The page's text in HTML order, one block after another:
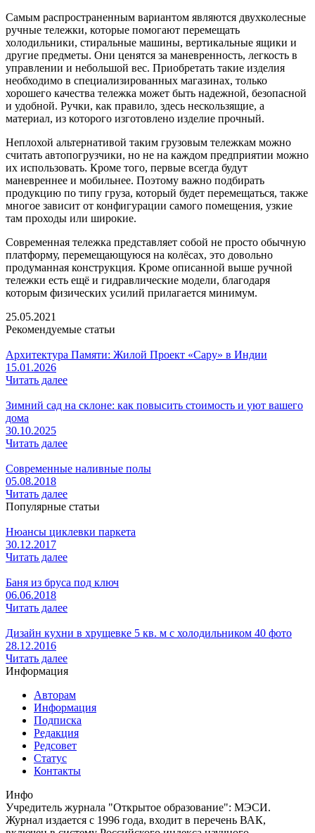
Самым распространенным вариантом являются двухколесные
ручные тележки, которые помогают перемещать
холодильники, стиральные машины, вертикальные ящики и
другие предметы. Они ценятся за маневренность, легкость в
управлении и небольшой вес. Приобретать такие изделия
необходимо в специализированных магазинах, только
хорошего качества тележка может быть надежной, безопасной
и удобной. Ручки, как правило, здесь нескользящие, а
материал, из которого изготовлено изделие прочный.
Неплохой альтернативой таким грузовым тележкам можно
считать автопогрузчики, но не на каждом предприятии можно
их использовать. Кроме того, первые всегда будут
маневреннее и мобильнее. Поэтому важно подбирать
продукцию по типу груза, который будет перемещаться, также
многое зависит от конфигурации самого помещения, узкие
там проходы или широкие.
Современная тележка представляет собой не просто обычную
платформу, перемещающуюся на колёсах, это довольно
продуманная конструкция. Кроме описанной выше ручной
тележки есть ещё и гидравлические модели, благодаря
которым физических усилий прилагается минимум.
25.05.2021
Рекомендуемые статьи
Архитектура Памяти: Жилой Проект «Сару» в Индии
15.01.2026
Читать далее
Зимний сад на склоне: как повысить стоимость и уют вашего
дома
30.10.2025
Читать далее
Современные наливные полы
05.08.2018
Читать далее
Популярные статьи
Нюансы циклевки паркета
30.12.2017
Читать далее
Баня из бруса под ключ
06.06.2018
Читать далее
Дизайн кухни в хрущевке 5 кв. м с холодильником 40 фото
28.12.2016
Читать далее
Информация
Авторам
Информация
Подписка
Редакция
Редсовет
Статус
Контакты
Инфо
Учредитель журнала "Открытое образование": МЭСИ.
Журнал издается с 1996 года, входит в перечень ВАК,